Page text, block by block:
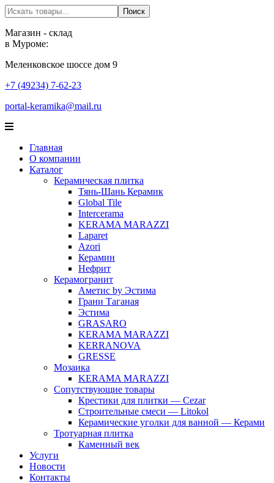
Поиск Поиск
Магазин - склад
в Муроме:
Меленковское шоссе дом 9
+7 (49234) 7-62-23
portal-keramika@mail.ru
Главная
О компании
Каталог
Керамическая плитка
Тянь-Шань Керамик
Global Tile
Intercerama
KERAMA MARAZZI
Laparet
Аzori
Керамин
Нефрит
Керамогранит
Аметис by Эстима
Грани Таганая
Эстима
GRASARO
KERAMA MARAZZI
KERRANOVA
GRESSE
Мозаика
KERAMA MARAZZI
Сопутствующие товары
Крестики для плитки — Cezar
Строительные смеси — Litokol
Керамические уголки для ванной — Керами
Тротуарная плитка
Каменный век
Услуги
Новости
Контакты